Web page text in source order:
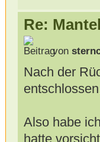
Re:
von
Nach der
Also habe
hatte